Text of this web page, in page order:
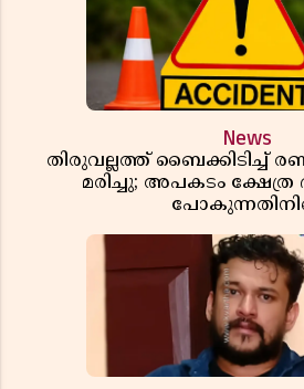
News
തിരുവല്ലത്ത് ബൈക്കിടിച്ച്
മരിച്ചു; അപകടം